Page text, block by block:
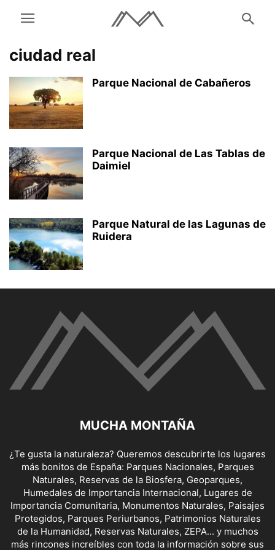
ciudad real
Parque Nacional de Cabañeros
Parque Nacional de Las Tablas de
Daimiel
Parque Natural de las Lagunas de
Ruidera
MUCHA MONTAÑA
¿Te gusta la naturaleza? Queremos descubrirte los lugares
más bonitos de España: Parques Nacionales, Parques
Naturales, Reservas de la Biosfera, Geoparques,
Humedales de Importancia Internacional, Lugares de
Importancia Comunitaria, Monumentos Naturales, Paisajes
Protegidos, Parques Periurbanos, Patrimonios Naturales
de la Humanidad, Reservas Naturales, ZEPA... y muchos
más rincones increíbles con toda la información sobre sus